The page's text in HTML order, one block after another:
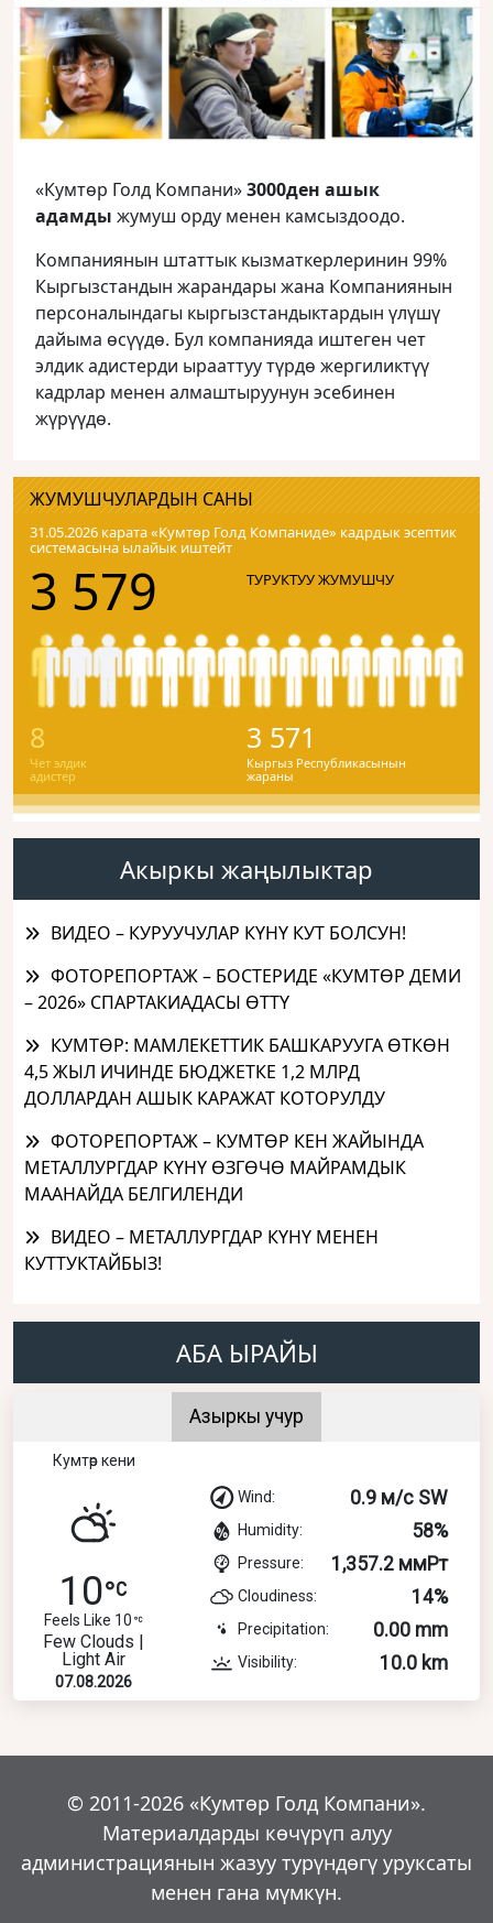
«Кумтөр Голд Компани»3000ден ашык
адамды жумуш орду менен камсыздоодо.
Компаниянын штаттык кызматкерлеринин 99%
Кыргызстандын жарандары жана Компаниянын
персоналындагы кыргызстандыктардын үлүшү
дайыма өсүүдө. Бул компанияда иштеген чет
элдик адистерди ырааттуу түрдө жергиликтүү
кадрлар менен алмаштыруунун эсебинен
жүрүүдө.
ЖУМУШЧУЛАРДЫН САНЫ
31.05.2026 карата «Кумтɵр Голд Компаниде» кадрдык эсептик
системасына ылайык иштейт
3 579 ТУРУКТУУ ЖУМУШЧУ
8
Чет элдик
адистер
3 571
Кыргыз Республикасынын
жараны
Акыркы жаңылыктар
ВИДЕО – КУРУУЧУЛАР КҮНҮ КУТ БОЛСУН!
ФОТОРЕПОРТАЖ – БОСТЕРИДЕ «КУМТӨР ДЕМИ
– 2026» СПАРТАКИАДАСЫ ӨТТҮ
КУМТӨР: МАМЛЕКЕТТИК БАШКАРУУГА ӨТКӨН
4,5 ЖЫЛ ИЧИНДЕ БЮДЖЕТКЕ 1,2 МЛРД
ДОЛЛАРДАН АШЫК КАРАЖАТ КОТОРУЛДУ
ФОТОРЕПОРТАЖ – КУМТӨР КЕН ЖАЙЫНДА
МЕТАЛЛУРГДАР КҮНҮ ӨЗГӨЧӨ МАЙРАМДЫК
МААНАЙДА БЕЛГИЛЕНДИ
ВИДЕО – МЕТАЛЛУРГДАР КҮНҮ МЕНЕН
КУТТУКТАЙБЫЗ!
АБА ЫРАЙЫ
Азыркы учур
Кумтөр кени
10
Feels Like 10
Few Clouds |
Light Air
07.08.2026
Wind: 0.9 м/с SW
Humidity: 58%
Pressure: 1,357.2 ммРт
Cloudiness: 14%
Precipitation: 0.00 mm
Visibility: 10.0 km
© 2011-2026 «Кумтөр Голд Компани».
Материалдарды көчүрүп алуу
администрациянын жазуу турүндөгү уруксаты
менен гана мүмкүн.